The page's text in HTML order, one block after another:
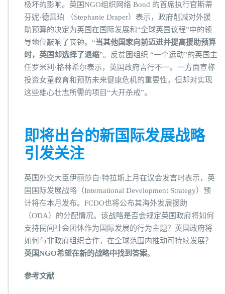
极坏的影响。英国NGO组织网络 Bond 的首席执行官斯蒂
芬妮·德雷珀 （Stephanie Draper）表示，政府削减对外援
助预算的决定为英国在国际发展和“全球英国议程”中的领
导地位敲响了丧钟。“当其他国家向前迈进并提高援助预算
时，英国却选择了退缩”。反贫困组织 “一个运动”的英国主
任罗米利·格林希尔表示，英国政府言行不一。一方面宣称
投资女童教育和预防未来健康危机的重要性，但却对实现
这些雄心壮志所需的项目“大开杀戒”。
即将出台的新国际发展战略
引发关注
英国外交大臣伊丽莎白·特拉斯上月在议会发言时表示，英
国国际发展战略（International Development Strategy）预
计将在本月发布。FCDO也将公布其海外发展援助
（ODA）的分配情况。该战略是否会规定英国政府将如何
支持民间社会团体作为国际发展的行为主题？英国政府将
如何与非政府组织合作，在全球范围内推动可持续发展？
英国NGO希望在新的战略中找到答案。
参考文献